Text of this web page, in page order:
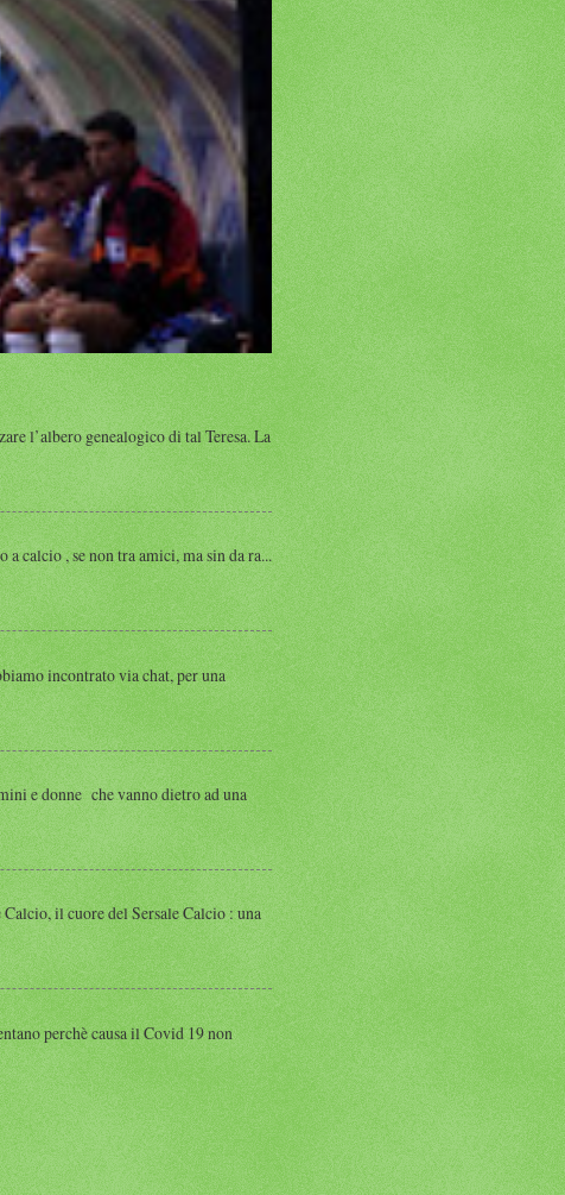
l’albero genealogico di tal Teresa. La
calcio , se non tra amici, ma sin da ra...
incontrato via chat, per una
e donne che vanno dietro ad una
il cuore del Sersale Calcio : una
perchè causa il Covid 19 non